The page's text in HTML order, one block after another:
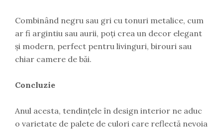
Combinând negru sau gri cu tonuri metalice, cum
ar fi argintiu sau aurii, poți crea un decor elegant
și modern, perfect pentru livinguri, birouri sau
chiar camere de băi.
Concluzie
Anul acesta, tendințele în design interior ne aduc
o varietate de palete de culori care reflectă nevoia